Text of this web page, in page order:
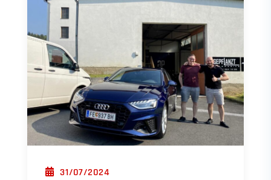
POSTED ON
31/07/2024